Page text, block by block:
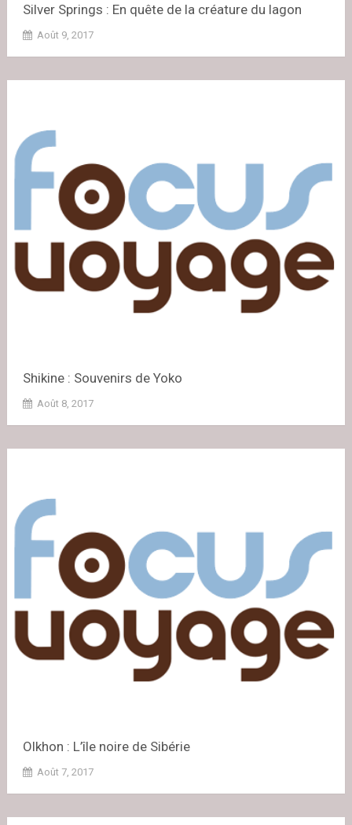
Silver Springs : En quête de la créature du lagon
Août 9, 2017
Shikine : Souvenirs de Yoko
Août 8, 2017
Olkhon : L’île noire de Sibérie
Août 7, 2017